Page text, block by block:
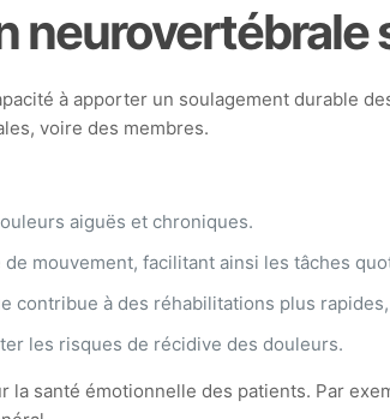
neurovertébrale
à apporter un soulagement durable
voire des membres.
aiguës et chroniques.
de mouvement, facilitant ainsi les tâches
contribue à des réhabilitations plus
les risques de récidive des douleurs.
la santé émotionnelle des patients. Par